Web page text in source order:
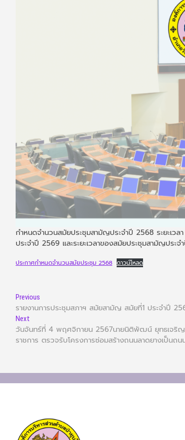
กำหนดจำนวนสมัยประชุมสามัญประจำปี 2568 ระยะเว
ประจำปี 2569 และระยะเวลาของสมัยประชุมสามัญประ
ประกาศกำหนดจำนวนสมัยประชุม 2568 ดาวน์โหลด
Previous
รายงานการประชุมสภาฯ สมัยสามัญ สมัยที่1 ประจำปี
Next
วันจันทร์ที่ 4 พฤศจิกายน 2567นายนิติพัฒน์ ยุทธเจริ
ราชการ ตรวจรับโครงการซ่อมสร้างถนนลาดยางเป็นถ